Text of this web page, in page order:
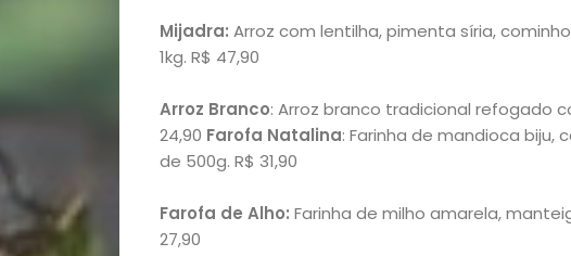
Mijadra: Arroz com lentilha, pimenta síria,
1kg. R$ 47,90
Arroz Branco: Arroz branco tradicional refogado
24,90 Farofa Natalina: Farinha de mandioca biju,
de 500g. R$ 31,90
Farofa de Alho: Farinha de milho amarela,
27,90